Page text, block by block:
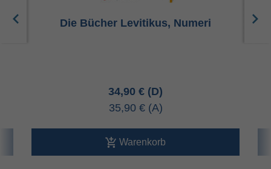
Die Bücher Levitikus, Numeri
34,90 €
35,90 €
Warenkorb